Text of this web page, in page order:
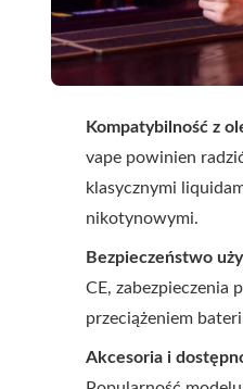
Kompatybilność z
vape powinien
klasycznymi
nikotynowymi.
Bezpieczeństwo
CE, zabezpieczenia
przeciążeniem
Akcesoria i